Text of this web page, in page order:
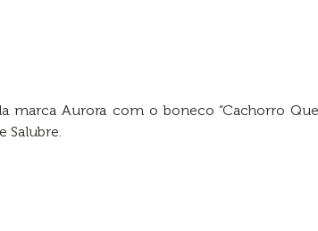
marca Aurora com o boneco “Cachorro
Salubre.